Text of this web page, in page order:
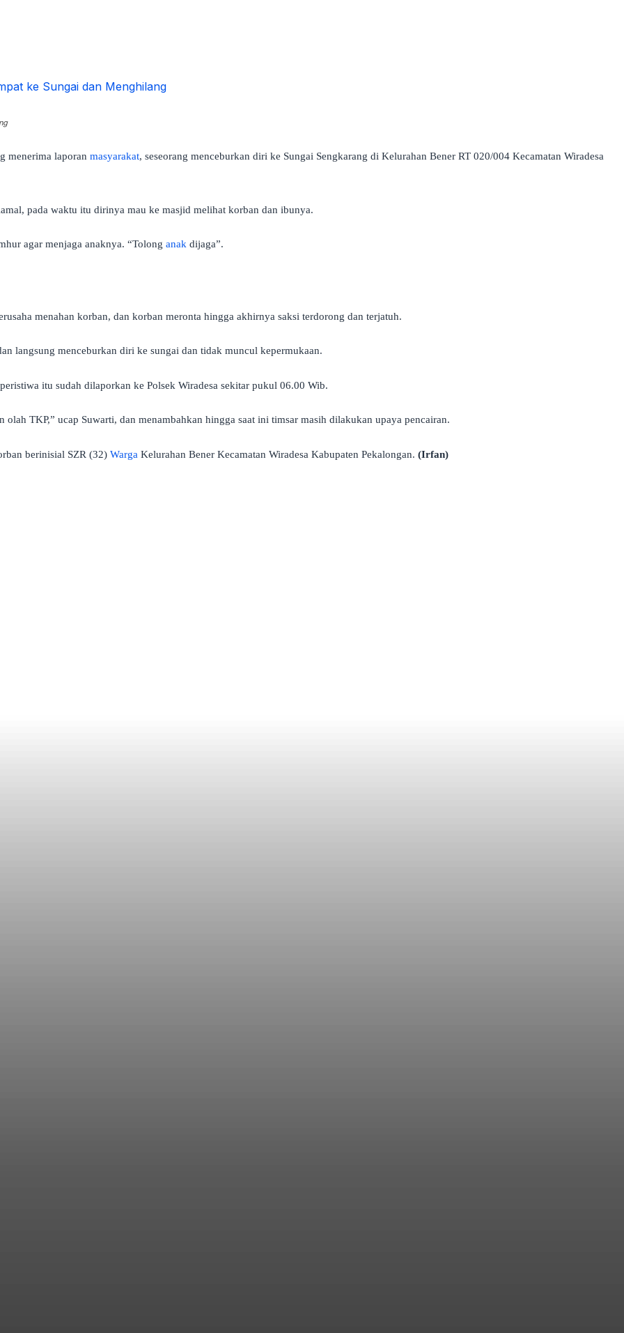
menerima laporan masyarakat, seseorang menceburkan diri ke Sungai Sengkarang di Kelurahan Bener RT 020/004 Kecamatan Wiradesa
pada waktu itu dirinya mau ke masjid melihat korban dan ibunya.
agar menjaga anaknya. “Tolong anak dijaga”.
menahan korban, dan korban meronta hingga akhirnya saksi terdorong dan terjatuh.
langsung menceburkan diri ke sungai dan tidak muncul kepermukaan.
itu sudah dilaporkan ke Polsek Wiradesa sekitar pukul 06.00 Wib.
olah TKP,” ucap Suwarti, dan menambahkan hingga saat ini timsar masih dilakukan upaya pencairan.
berinisial SZR (32) Warga Kelurahan Bener Kecamatan Wiradesa Kabupaten Pekalongan. (Irfan)